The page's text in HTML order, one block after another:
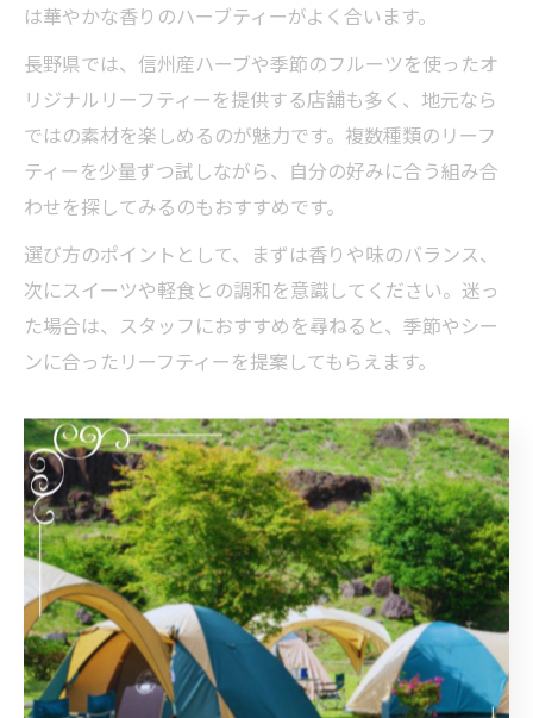
は華やかな香りのハーブティーがよく合います。
長野県では、信州産ハーブや季節のフルーツを使ったオ
リジナルリーフティーを提供する店舗も多く、地元なら
ではの素材を楽しめるのが魅力です。複数種類のリーフ
ティーを少量ずつ試しながら、自分の好みに合う組み合
わせを探してみるのもおすすめです。
選び方のポイントとして、まずは香りや味のバランス、
次にスイーツや軽食との調和を意識してください。迷っ
た場合は、スタッフにおすすめを尋ねると、季節やシー
ンに合ったリーフティーを提案してもらえます。
長野県産ハーブを使ったリーフティー体験
長野県はハーブの生産が盛んで、地元産のハーブを使っ
たリーフティー体験が人気です。ラベンダーやカモミー
ル、ミントなど、信州の自然で育ったハーブをブレンド
した紅茶は、独自の風味と香りが特徴です。アフタヌー
ンティーの場で、こうしたハーブティーを味わうこと
は、長野県ならではの特別な体験となります。
体験型のカフェや茶亭では、ハーブの摘み取り体験や、